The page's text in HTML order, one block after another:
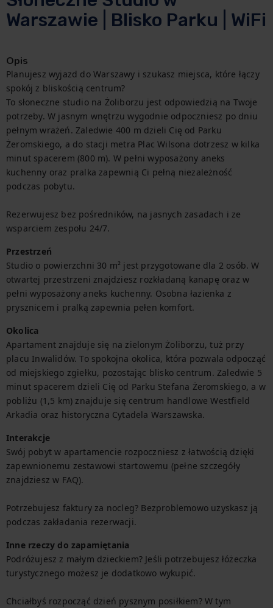
Warszawie | Blisko Parku | WiFi
Opis
Planujesz wyjazd do Warszawy i szukasz miejsca, które łączy
spokój z bliskością centrum?
To słoneczne studio na Żoliborzu jest odpowiedzią na Twoje
potrzeby. W jasnym wnętrzu wygodnie odpoczniesz po dniu
pełnym wrażeń. Zaledwie 400 m dzieli Cię od Parku
Żeromskiego, a do stacji metra Plac Wilsona dotrzesz w kilka
minut spacerem (800 m). W pełni wyposażony aneks
kuchenny oraz pralka zapewnią Ci pełną niezależność
podczas pobytu.
Rezerwujesz bez pośredników, na jasnych zasadach i ze
wsparciem zespołu 24/7.
Przestrzeń
Studio o powierzchni 30 m² jest przygotowane dla 2 osób. W
otwartej przestrzeni znajdziesz rozkładaną kanapę oraz w
pełni wyposażony aneks kuchenny. Osobna łazienka z
prysznicem i pralką zapewnia pełen komfort.
Okolica
Apartament znajduje się na zielonym Żoliborzu, tuż przy
placu Inwalidów. To spokojna okolica, która pozwala odpocząć
od miejskiego zgiełku, pozostając blisko centrum. Zaledwie 5
minut spacerem dzieli Cię od Parku Stefana Żeromskiego, a w
pobliżu (1,5 km) znajduje się centrum handlowe Westfield
Arkadia oraz historyczna Cytadela Warszawska.
Interakcje
Swój pobyt w apartamencie rozpoczniesz z łatwością dzięki
zapewnionemu zestawowi startowemu (pełne szczegóły
znajdziesz w FAQ).
Potrzebujesz faktury za nocleg? Bezproblemowo uzyskasz ją
podczas zakładania rezerwacji.
Inne rzeczy do zapamiętania
Podróżujesz z małym dzieckiem? Jeśli potrzebujesz łóżeczka
turystycznego możesz je dodatkowo wykupić.
Chciałbyś rozpocząć dzień pysznym posiłkiem? W tym